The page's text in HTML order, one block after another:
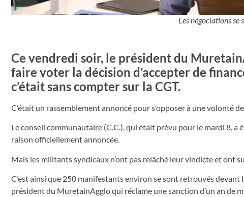
Les négociations se
Ce vendredi soir, le président du
faire voter la décision d’accepter de
c’était sans compter sur la CGT.
C’était un rassemblement annoncé pour s’opposer à une volonté
Le conseil communautaire (C.C.), qui était prévu pour le mardi 8, a
raison officiellement annoncée.
Mais les militants syndicaux n’ont pas relâché leur vindicte et ont
C’est ainsi que 250 manifestants environ se sont retrouvés
président du MuretainAgglo qui réclame une sanction d’un an de